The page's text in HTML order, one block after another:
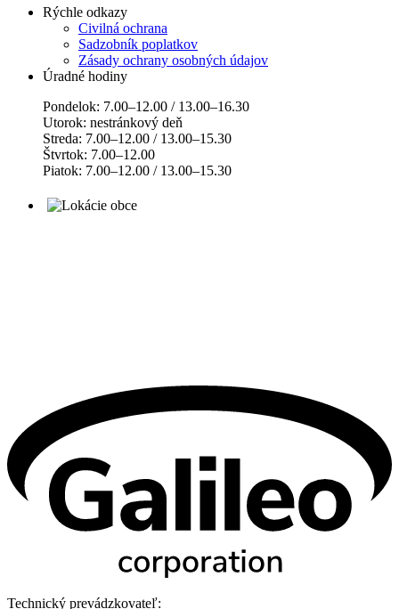
Rýchle odkazy
Civilná ochrana
Sadzobník poplatkov
Zásady ochrany osobných údajov
Úradné hodiny
Pondelok: 7.00–12.00 / 13.00–16.30
Utorok: nestránkový deň
Streda: 7.00–12.00 / 13.00–15.30
Štvrtok: 7.00–12.00
Piatok: 7.00–12.00 / 13.00–15.30
Technický prevádzkovateľ: